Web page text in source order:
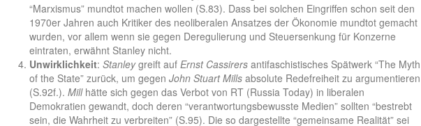
“Marxismus” mundtot machen wollen (S.83). Dass bei solchen Eingriffen schon seit den
1970er Jahren auch Kritiker des neoliberalen Ansatzes der Ökonomie mundtot gemacht
wurden, vor allem wenn sie gegen Deregulierung und Steuersenkung für Konzerne
eintraten, erwähnt Stanley nicht.
Unwirklichkeit: Stanleygreift auf Ernst Cassirers antifaschistisches Spätwerk “The Myth
of the State” zurück, um gegen John Stuart Mills absolute Redefreiheit zu argumentieren
(S.92f.). Millhätte sich gegen das Verbot von RT (Russia Today) in liberalen
Demokratien gewandt, doch deren “verantwortungsbewusste Medien” sollten “bestrebt
sein, die Wahrheit zu verbreiten” (S.95). Die so dargestellte “gemeinsame Realität” sei